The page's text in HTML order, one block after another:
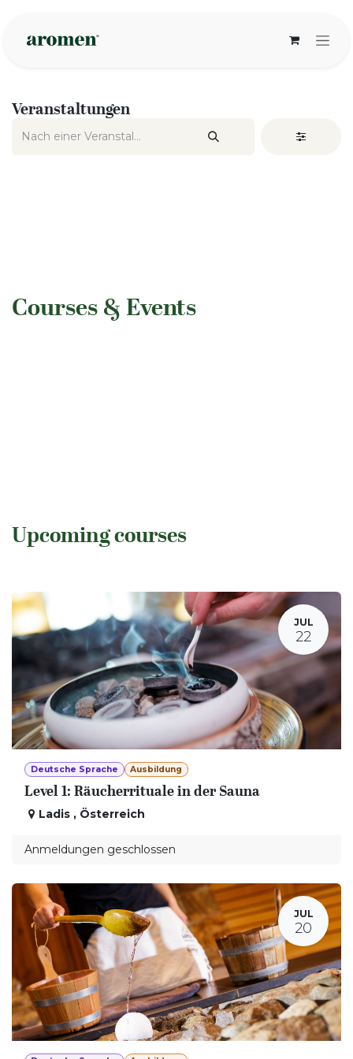
Veranstaltungen
​Courses & Events
Upcoming courses
JUL
22
Deutsche Sprache Ausbildung
Level 1: Räucherrituale in der Sauna
Ladis , Österreich
Anmeldungen geschlossen
JUL
20